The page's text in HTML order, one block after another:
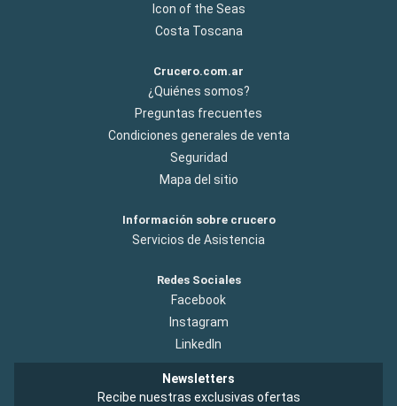
Icon of the Seas
Costa Toscana
Crucero.com.ar
¿Quiénes somos?
Preguntas frecuentes
Condiciones generales de venta
Seguridad
Mapa del sitio
Información sobre crucero
Servicios de Asistencia
Redes Sociales
Facebook
Instagram
LinkedIn
Newsletters
Recibe nuestras exclusivas ofertas